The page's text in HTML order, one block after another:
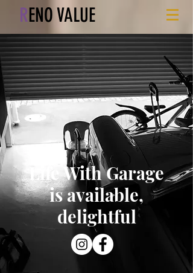
RENO VALUE
Life With Garage
is available,
delightful